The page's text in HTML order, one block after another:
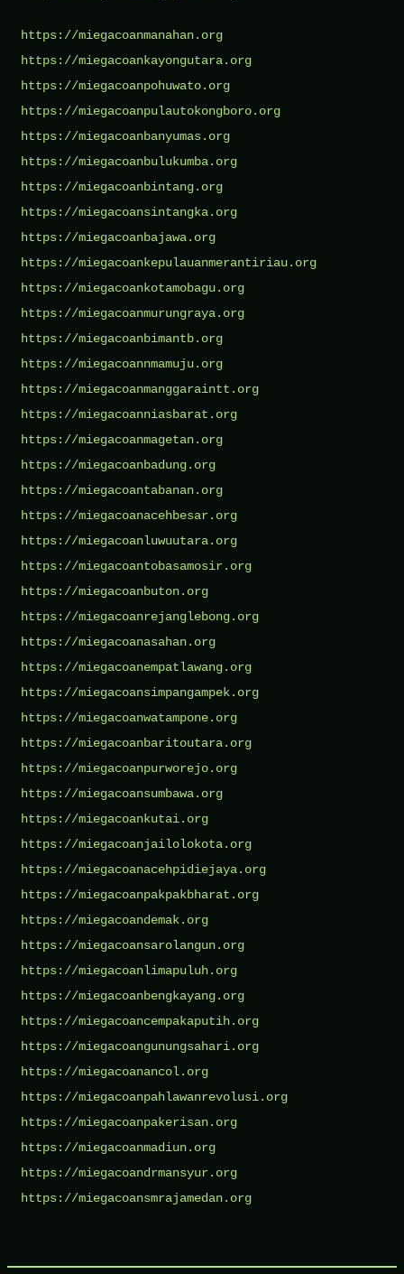
https://miegacoanmanahan.org
https://miegacoankayongutara.org
https://miegacoanpohuwato.org
https://miegacoanpulautokongboro.org
https://miegacoanbanyumas.org
https://miegacoanbulukumba.org
https://miegacoanbintang.org
https://miegacoansintangka.org
https://miegacoanbajawa.org
https://miegacoankepulauanmerantiriau.org
https://miegacoankotamobagu.org
https://miegacoanmurungraya.org
https://miegacoanbimantb.org
https://miegacoannmamuju.org
https://miegacoanmanggaraintt.org
https://miegacoanniasbarat.org
https://miegacoanmagetan.org
https://miegacoanbadung.org
https://miegacoantabanan.org
https://miegacoanacehbesar.org
https://miegacoanluwuutara.org
https://miegacoantobasamosir.org
https://miegacoanbuton.org
https://miegacoanrejanglebong.org
https://miegacoanasahan.org
https://miegacoanempatlawang.org
https://miegacoansimpangampek.org
https://miegacoanwatampone.org
https://miegacoanbaritoutara.org
https://miegacoanpurworejo.org
https://miegacoansumbawa.org
https://miegacoankutai.org
https://miegacoanjailolokota.org
https://miegacoanacehpidiejaya.org
https://miegacoanpakpakbharat.org
https://miegacoandemak.org
https://miegacoansarolangun.org
https://miegacoanlimapuluh.org
https://miegacoanbengkayang.org
https://miegacoancempakaputih.org
https://miegacoangunungsahari.org
https://miegacoanancol.org
https://miegacoanpahlawanrevolusi.org
https://miegacoanpakerisan.org
https://miegacoanmadiun.org
https://miegacoandrmansyur.org
https://miegacoansmrajamedan.org